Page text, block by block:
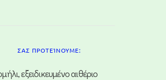
ΣΑΣ ΠΡΟΤΕΊΝΟΥΜΕ:
εξειδικευμένο αιθέριο